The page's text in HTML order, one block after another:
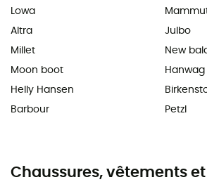
Lowa
Altra
Millet
Moon boot
Helly Hansen
Barbour
Julbo
New
Hanwag
Petzl
Chaussures, vêtements